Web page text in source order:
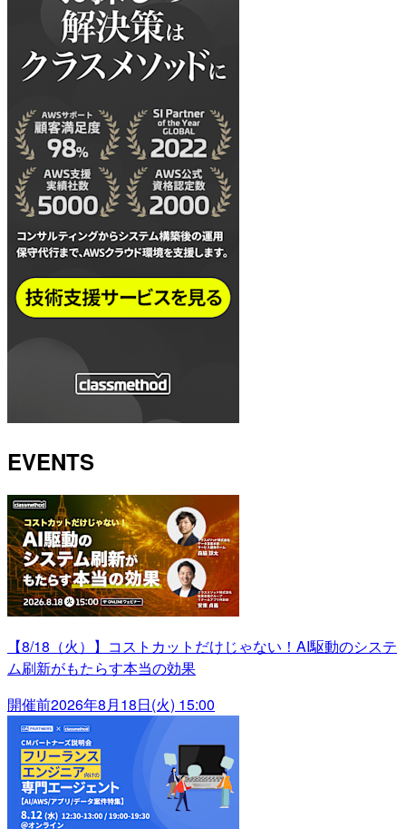
EVENTS
【8/18（火）】コストカットだけじゃない！AI駆動のシステ
ム刷新がもたらす本当の効果
開催前2026年8月18日(火) 15:00